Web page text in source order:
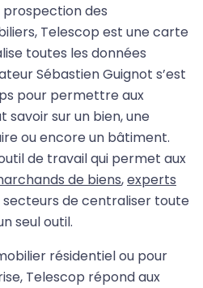
des
Telescop est une carte
toutes les données
Sébastien Guignot s’est
pour permettre aux
savoir sur un bien, une
ou encore un bâtiment.
de travail qui permet aux
de biens,experts
de centraliser toute
seul outil.
résidentiel ou pour
Telescop répond aux